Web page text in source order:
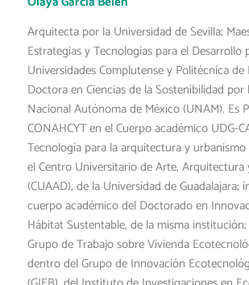
Arquitecta por la Universidad de Sevilla;
Estrategias y Tecnologías para el Desarrollo
Universidades Complutense y Politécnica de
Doctora en Ciencias de la Sostenibilidad por
Nacional Autónoma de México (UNAM). Es
CONAHCYT en el Cuerpo académico UDG-
Tecnología para la arquitectura y
el Centro Universitario de Arte, Arquitectura
(CUAAD), de la Universidad de Guadalajara;
cuerpo académico del Doctorado en
Hábitat Sustentable, de la misma
Grupo de Trabajo sobre Vivienda
dentro del Grupo de Innovación